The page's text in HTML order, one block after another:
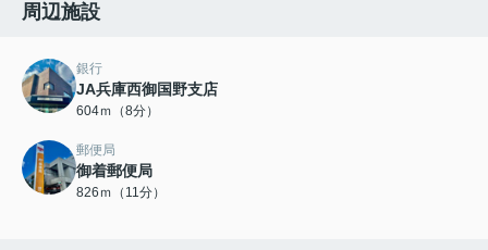
周辺施設
銀行
JA兵庫西御国野支店
604ｍ（8分）
郵便局
御着郵便局
826ｍ（11分）